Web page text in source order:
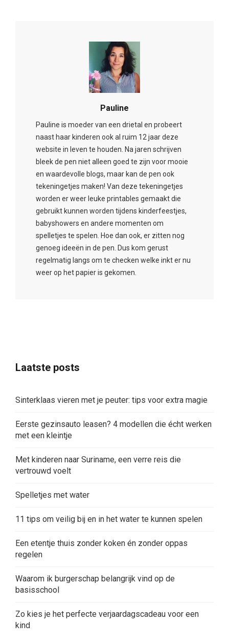
Pauline
Pauline is moeder van een drietal en probeert
naast haar kinderen ook al ruim 12 jaar deze
website in leven te houden. Na jaren schrijven
bleek de pen niet alleen goed te zijn voor mooie
en waardevolle blogs, maar kan de pen ook
tekeningetjes maken! Van deze tekeningetjes
worden er weer leuke printables gemaakt die
gebruikt kunnen worden tijdens kinderfeestjes,
babyshowers en andere momenten om
spelletjes te spelen. Hoe dan ook, er zitten nog
genoeg ideeën in de pen. Dus kom gerust
regelmatig langs om te checken welke inkt er nu
weer op het papier is gekomen.
Laatste posts
Sinterklaas vieren met je peuter: tips voor extra magie
Eerste gezinsauto leasen? 4 modellen die écht werken
met een kleintje
Met kinderen naar Suriname, een verre reis die
vertrouwd voelt
Spelletjes met water
11 tips om veilig bij en in het water te kunnen spelen
Een etentje thuis zonder koken én zonder oppas
regelen
Waarom ik burgerschap belangrijk vind op de
basisschool
Zo kies je het perfecte verjaardagscadeau voor een
kind